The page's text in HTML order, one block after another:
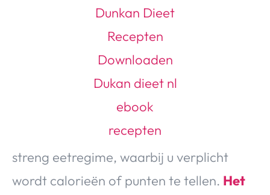
Over Valerie
Contact
VALERIE'S CHOICE
Health & Beauty
Travel
Lifestyle
streng eetregime, waarbij u verplicht
wordt calorieën of punten te tellen. Het